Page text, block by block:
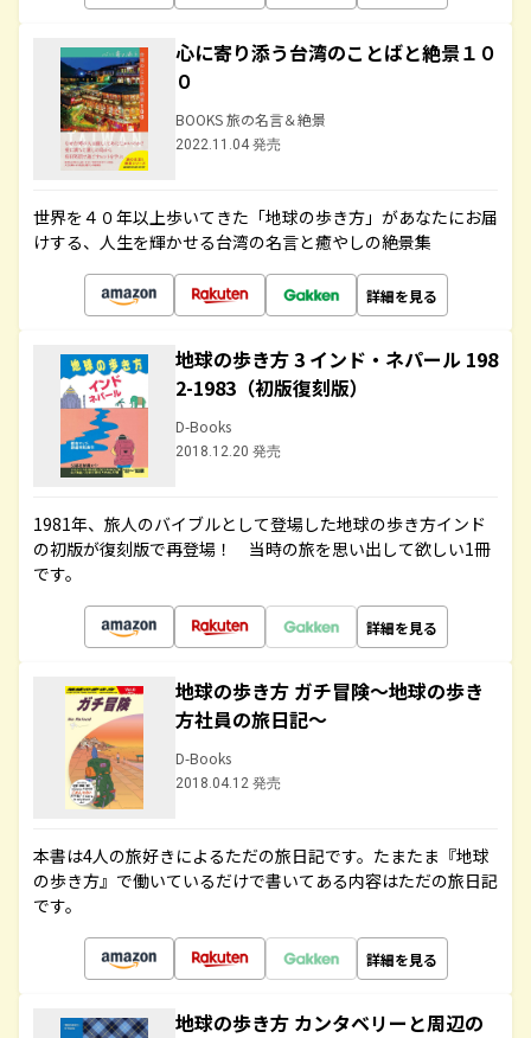
心に寄り添う台湾のことばと絶景１０
０
BOOKS 旅の名言＆絶景
2022.11.04 発売
世界を４０年以上歩いてきた「地球の歩き方」があなたにお届
けする、人生を輝かせる台湾の名言と癒やしの絶景集
詳細を見る
地球の歩き方 3 インド・ネパール 198
2-1983（初版復刻版）
D-Books
2018.12.20 発売
1981年、旅人のバイブルとして登場した地球の歩き方インド
の初版が復刻版で再登場！ 当時の旅を思い出して欲しい1冊
です。
詳細を見る
地球の歩き方 ガチ冒険～地球の歩き
方社員の旅日記～
D-Books
2018.04.12 発売
本書は4人の旅好きによるただの旅日記です。たまたま『地球
の歩き方』で働いているだけで書いてある内容はただの旅日記
です。
詳細を見る
地球の歩き方 カンタベリーと周辺の